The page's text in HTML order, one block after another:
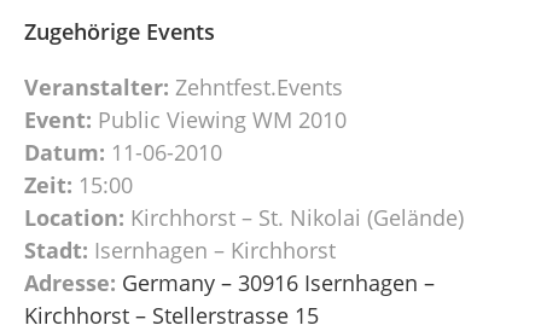
Zugehörige Events
Veranstalter: Zehntfest.Events
Event: Public Viewing WM 2010
Datum: 11-06-2010
Zeit: 15:00
Location: Kirchhorst – St. Nikolai (Gelände)
Stadt: Isernhagen – Kirchhorst
Adresse: Germany – 30916 Isernhagen –
Kirchhorst – Stellerstrasse 15